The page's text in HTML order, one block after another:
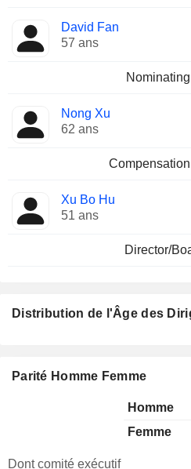
David Fan
57 ans
Nong Xu
62 ans
Xu Bo Hu
51 ans
Director/
Distribution de l'Âge des
Parité Homme Femme
Homme
Femme
Dont comité exécutif